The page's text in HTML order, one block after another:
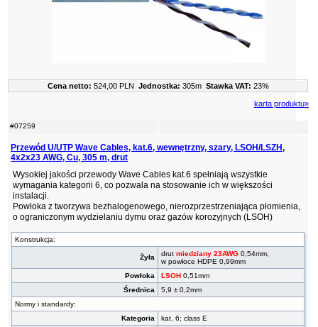
#07259
Przewód U/UTP Wave Cables, kat.6, wewnętrzny, szary, LSOH/LSZH,
4x2x23 AWG, Cu, 305 m, drut
Wysokiej jakości przewody Wave Cables kat.6 spełniają wszystkie
wymagania kategorii 6, co pozwala na stosowanie ich w większości
instalacji.
Powłoka z tworzywa bezhalogenowego, nierozprzestrzeniająca płomienia,
o ograniczonym wydzielaniu dymu oraz gazów korozyjnych (LSOH)
Konstrukcja:
Żyła drutmiedziany 23AWG 0,54mm,
w powłoce HDPE 0,99mm
Powłoka
LSOH 0,51mm
Średnica
5,9 ± 0,2mm
Normy i standardy:
Kategoria
kat. 6; class E
Cena netto: 524,00 PLN Jednostka: 305m Stawka VAT: 23%
karta produktu»